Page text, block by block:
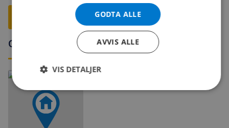
RESERVER DENNE VILLAEN ›
Omgivelser
GODTA ALLE
AVVIS ALLE
VIS DETALJER